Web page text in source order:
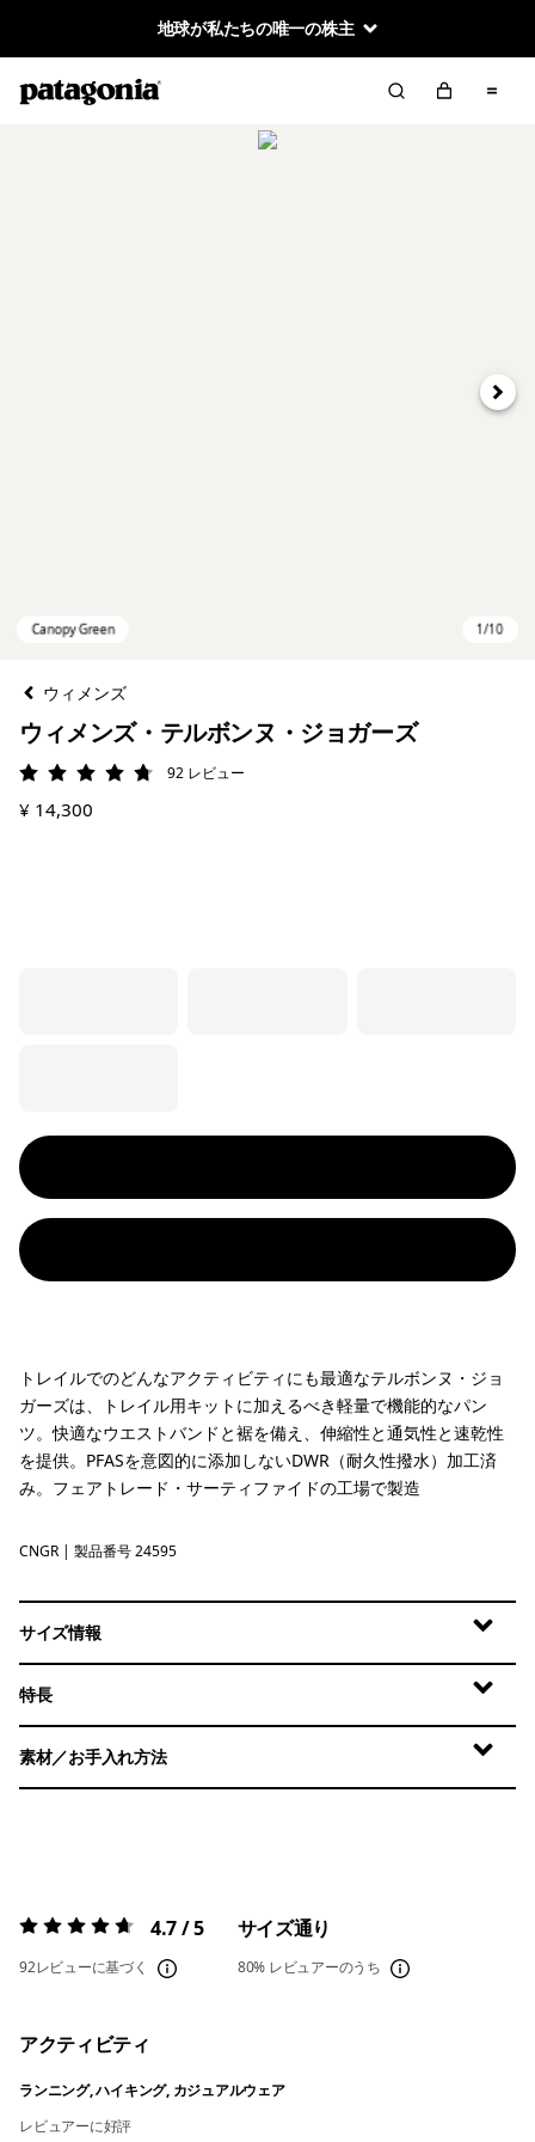
地球が私たちの唯一の株主
次へ
ウィメンズ
ウィメンズ・テルボンヌ・ジョガーズ
評価: 4.7 / 5
92 レビュー
¥ 14,300
トレイルでのどんなアクティビティにも最適なテルボンヌ・ジョ
ガーズは、トレイル用キットに加えるべき軽量で機能的なパン
ツ。快適なウエストバンドと裾を備え、伸縮性と通気性と速乾性
を提供。PFASを意図的に添加しないDWR（耐久性撥水）加工済
み。フェアトレード・サーティファイドの工場で製造
Canopy Green
CNGR | 製品番号 24595
サイズ情報
特長
素材／お手入れ方法
評価:4.7 / 5 4.7 / 5
92レビューに基づく
サイズ通り
80% レビュアーのうち
アクティビティ
ランニング, ハイキング, カジュアルウェア
レビュアーに好評